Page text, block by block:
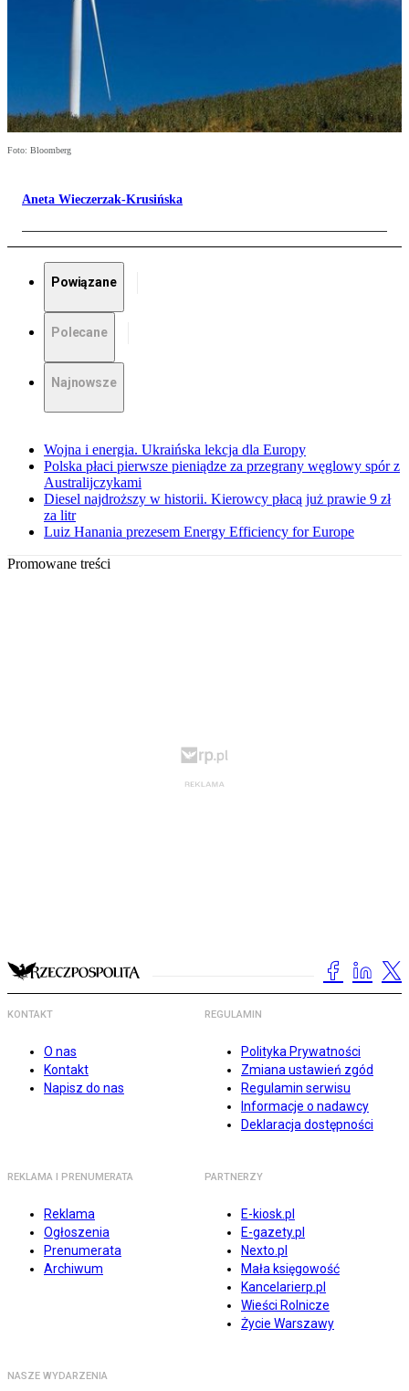
Foto: Bloomberg
Aneta Wieczerzak-Krusińska
Powiązane
Polecane
Najnowsze
Wojna i energia. Ukraińska lekcja dla Europy
Polska płaci pierwsze pieniądze za przegrany węglowy spór z
Australijczykami
Diesel najdroższy w historii. Kierowcy płacą już prawie 9 zł
za litr
Luiz Hanania prezesem Energy Efficiency for Europe
Promowane treści
KONTAKT
O nas
Kontakt
Napisz do nas
REGULAMIN
Polityka Prywatności
Zmiana ustawień zgód
Regulamin serwisu
Informacje o nadawcy
Deklaracja dostępności
REKLAMA I PRENUMERATA
Reklama
Ogłoszenia
Prenumerata
Archiwum
PARTNERZY
E-kiosk.pl
E-gazety.pl
Nexto.pl
Mała księgowość
Kancelarierp.pl
Wieści Rolnicze
Życie Warszawy
NASZE WYDARZENIA